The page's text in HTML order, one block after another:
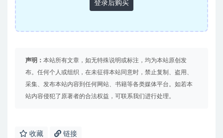
登录后购买
声明： 本站所有文章，如无特殊说明或标注，均为本站原创发
布。任何个人或组织，在未征得本站同意时，禁止复制、盗用、
采集、发布本站内容到任何网站、书籍等各类媒体平台。如若本
站内容侵犯了原著者的合法权益，可联系我们进行处理。
收藏 链接